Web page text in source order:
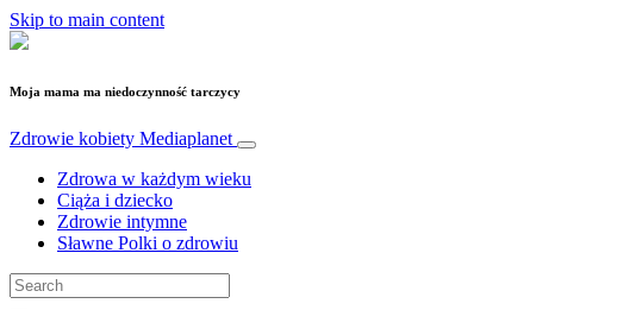
Skip to main content
Moja mama ma niedoczynność tarczycy
Zdrowie kobiety Mediaplanet
Zdrowa w każdym wieku
Ciąża i dziecko
Zdrowie intymne
Sławne Polki o zdrowiu